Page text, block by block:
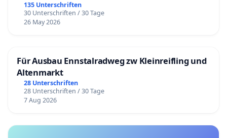
135 Unterschriften
30 Unterschriften / 30 Tage
26 May 2026
Für Ausbau Ennstalradweg zw Kleinreifling und
Altenmarkt
28 Unterschriften
28 Unterschriften / 30 Tage
7 Aug 2026